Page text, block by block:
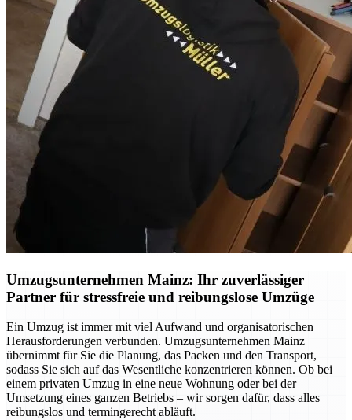
Umzugsunternehmen Mainz: Ihr zuverlässiger
Partner für stressfreie und reibungslose Umzüge
Ein Umzug ist immer mit viel Aufwand und organisatorischen
Herausforderungen verbunden. Umzugsunternehmen Mainz
übernimmt für Sie die Planung, das Packen und den Transport,
sodass Sie sich auf das Wesentliche konzentrieren können. Ob bei
einem privaten Umzug in eine neue Wohnung oder bei der
Umsetzung eines ganzen Betriebs – wir sorgen dafür, dass alles
reibungslos und termingerecht abläuft.